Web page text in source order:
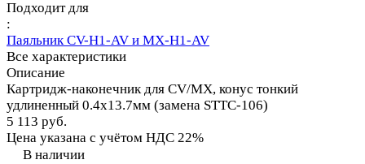
Подходит для
:
Паяльник CV-H1-AV и MX-H1-AV
Все характеристики
Описание
Картридж-наконечник для СV/MX, конус тонкий
удлиненный 0.4х13.7мм (замена STTC-106)
5 113 руб.
Цена указана с учётом НДС 22%
В наличии